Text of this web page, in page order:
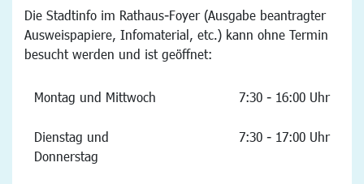
Die Stadtinfo im Rathaus-Foyer (Ausgabe beantragter
Ausweispapiere, Infomaterial, etc.) kann ohne Termin
besucht werden und ist geöffnet:
Montag und Mittwoch 7:30 - 16:00 Uhr
Dienstag und
Donnerstag
7:30 - 17:00 Uhr